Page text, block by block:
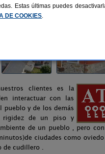
clientes es la
interactuar con las
pueblo y de los demás
rigidez de un piso y
de un pueblo , pero
ciudades como
de cudillero .
Estas últimas puedes
DE COOKIES.